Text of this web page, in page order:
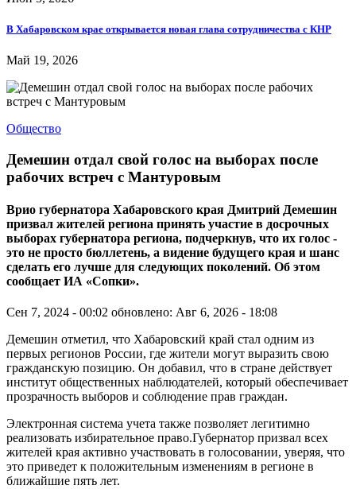
В Хабаровском крае открывается новая глава сотрудничества с КНР
Май 19, 2026
Общество
Демешин отдал свой голос на выборах после
рабочих встреч с Мантуровым
Врио губернатора Хабаровского края Дмитрий Демешин
призвал жителей региона принять участие в досрочных
выборах губернатора региона, подчеркнув, что их голос -
это не просто бюллетень, а видение будущего края и шанс
сделать его лучше для следующих поколений. Об этом
сообщает ИА «Сопки».
Сен 7, 2024 - 00:02 обновлено: Авг 6, 2026 - 18:08
Демешин отметил, что Хабаровский край стал одним из
первых регионов России, где жители могут выразить свою
гражданскую позицию. Он добавил, что в стране действует
институт общественных наблюдателей, который обеспечивает
прозрачность выборов и соблюдение прав граждан.
Электронная система учета также позволяет легитимно
реализовать избирательное право.Губернатор призвал всех
жителей края активно участвовать в голосовании, уверяя, что
это приведет к положительным изменениям в регионе в
ближайшие пять лет.